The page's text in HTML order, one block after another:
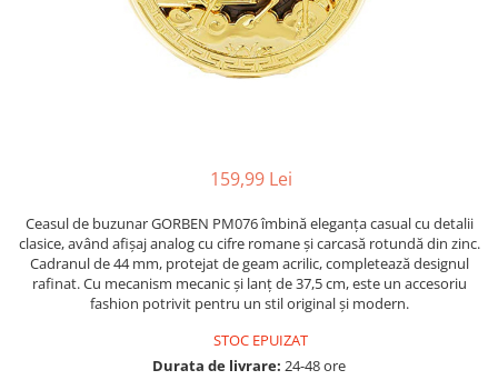
159,99 Lei
Ceasul de buzunar GORBEN PM076 îmbină eleganța casual cu detalii
clasice, având afișaj analog cu cifre romane și carcasă rotundă din zinc.
Cadranul de 44 mm, protejat de geam acrilic, completează designul
rafinat. Cu mecanism mecanic și lanț de 37,5 cm, este un accesoriu
fashion potrivit pentru un stil original și modern.
STOC EPUIZAT
Durata de livrare: 24-48 ore